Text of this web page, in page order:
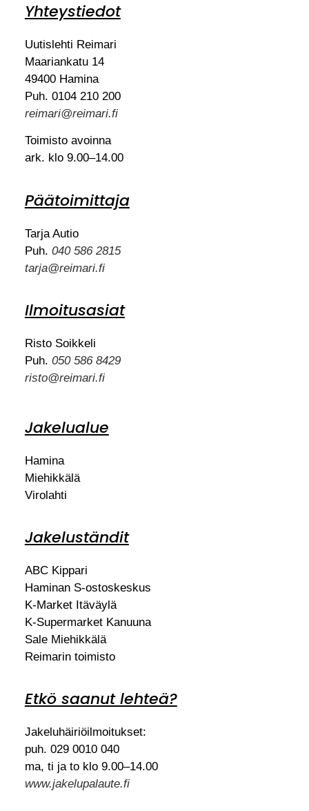
Yhteystiedot
Uutislehti Reimari
Maariankatu 14
49400 Hamina
Puh. 0104 210 200
reimari@reimari.fi
Toimisto avoinna
ark. klo 9.00–14.00
Päätoimittaja
Tarja Autio
Puh. 040 586 2815
tarja@reimari.fi
Ilmoitusasiat
Risto Soikkeli
Puh. 050 586 8429
risto@reimari.fi
Jakelualue
Hamina
Miehikkälä
Virolahti
Jakeluständit
ABC Kippari
Haminan S-ostoskeskus
K-Market Itäväylä
K-Supermarket Kanuuna
Sale Miehikkälä
Reimarin toimisto
Etkö saanut lehteä?
Jakeluhäiriöilmoitukset:
puh. 029 0010 040
ma, ti ja to klo 9.00–14.00
www.jakelupalaute.fi